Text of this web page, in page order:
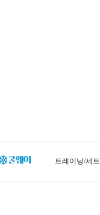
트레이닝/세트